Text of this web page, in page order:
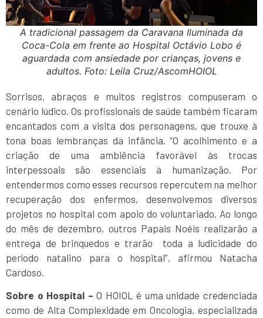
A tradicional passagem da Caravana Iluminada da
Coca-Cola em frente ao Hospital Octávio Lobo é
aguardada com ansiedade por crianças, jovens e
adultos. Foto: Leila Cruz/AscomHOIOL
Sorrisos, abraços e muitos registros compuseram o
cenário lúdico. Os profissionais de saúde também ficaram
encantados com a visita dos personagens, que trouxe à
tona boas lembranças da infância. “O acolhimento e a
criação de uma ambiência favorável às trocas
interpessoais são essenciais à humanização. Por
entendermos como esses recursos repercutem na melhor
recuperação dos enfermos, desenvolvemos diversos
projetos no hospital com apoio do voluntariado. Ao longo
do mês de dezembro, outros Papais Noéis realizarão a
entrega de brinquedos e trarão toda a ludicidade do
período natalino para o hospital”, afirmou Natacha
Cardoso.
Sobre o Hospital – O HOIOL é uma unidade credenciada
como de Alta Complexidade em Oncologia, especializada